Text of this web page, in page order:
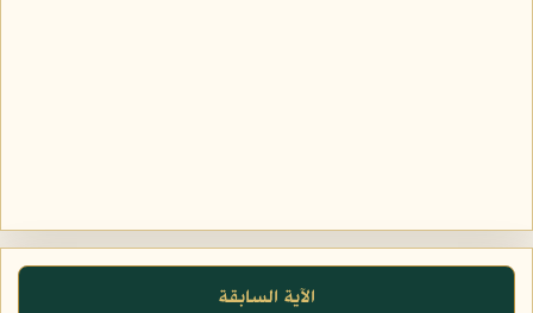
الآية السابقة